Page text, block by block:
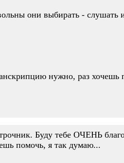
они выбирать - слушать
нужно, раз хочешь
Буду тебе ОЧЕНЬ
помочь, я так думаю...